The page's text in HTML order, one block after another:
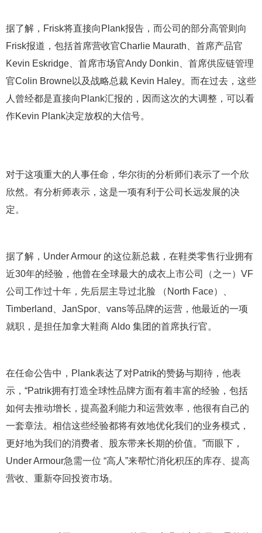
据了解，Frisk将直接向Plank报告，而公司的部分高管则向
Frisk报道，包括首席营收官Charlie Maurath、首席产品官
Kevin Eskridge、首席市场官Andy Donkin、首席供应链管理
官Colin Browne以及战略总裁 Kevin Haley。而在过去，这些
人曾经都是直接向Plank汇报的，因而这次的大调整，可以看
作Kevin Plank决定放权的大信号。
对于这项重大的人事任命，华尔街的分析师们表示了一个欣
欣然。有分析师表示，这是一项有利于公司长远发展的决
定。
据了解，Under Armour 的这位新总裁，在鞋类零售行业拥有
近30年的经验，他曾在全球最大的成衣上市公司（之一）VF
公司工作过十年，先后层主导过北脸 （North Face）、
Timberland、JanSpor、vans等品牌的运营，他最近的一项
就职，是担任加拿大鞋商 Aldo 集团的首席执行官。
在任命公告中，Plank表达了对Patrik的赞扬与期待，他表
示，“Patrik拥有打造全球性品牌方面有着丰富的经验，包括
如何去推动增长，提高盈利能力和运营效率，他很有自己的
一套章法。相信这些经验都将有效地优化我们的业务模式，
更好地为我们的消费者、股东带来长期的价值。”而眼下，
Under Armour急需一位 “高人”来帮忙消化积压的库存、提高
营收、重新夺回投资市场。